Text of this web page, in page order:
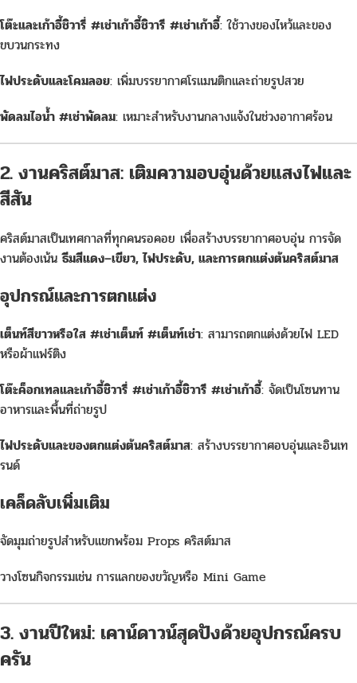
โต๊ะและเก้าอี้ชิวารี่ #เช่าเก้าอี้ชิวารี #เช่าเก้าอี้: ใช้วางของไหว้และของ
ขบวนกระทง
ไฟประดับและโคมลอย: เพิ่มบรรยากาศโรแมนติกและถ่ายรูปสวย
พัดลมไอน้ำ #เช่าพัดลม: เหมาะสำหรับงานกลางแจ้งในช่วงอากาศร้อน
2. งานคริสต์มาส: เติมความอบอุ่นด้วยแสงไฟและ
สีสัน
คริสต์มาสเป็นเทศกาลที่ทุกคนรอคอย เพื่อสร้างบรรยากาศอบอุ่น การจัด
งานต้องเน้นธีมสีแดง–เขียว, ไฟประดับ, และการตกแต่งต้นคริสต์มาส
อุปกรณ์และการตกแต่ง
เต็นท์สีขาวหรือใส #เช่าเต็นท์ #เต็นท์เช่า: สามารถตกแต่งด้วยไฟ LED
หรือผ้าแฟร์ติง
โต๊ะค็อกเทลและเก้าอี้ชิวารี่ #เช่าเก้าอี้ชิวารี #เช่าเก้าอี้: จัดเป็นโซนทาน
อาหารและพื้นที่ถ่ายรูป
ไฟประดับและของตกแต่งต้นคริสต์มาส: สร้างบรรยากาศอบอุ่นและอินเท
รนด์
เคล็ดลับเพิ่มเติม
จัดมุมถ่ายรูปสำหรับแขกพร้อม Props คริสต์มาส
วางโซนกิจกรรมเช่น การแลกของขวัญหรือ Mini Game
3. งานปีใหม่: เคาน์ดาวน์สุดปังด้วยอุปกรณ์ครบ
ครัน